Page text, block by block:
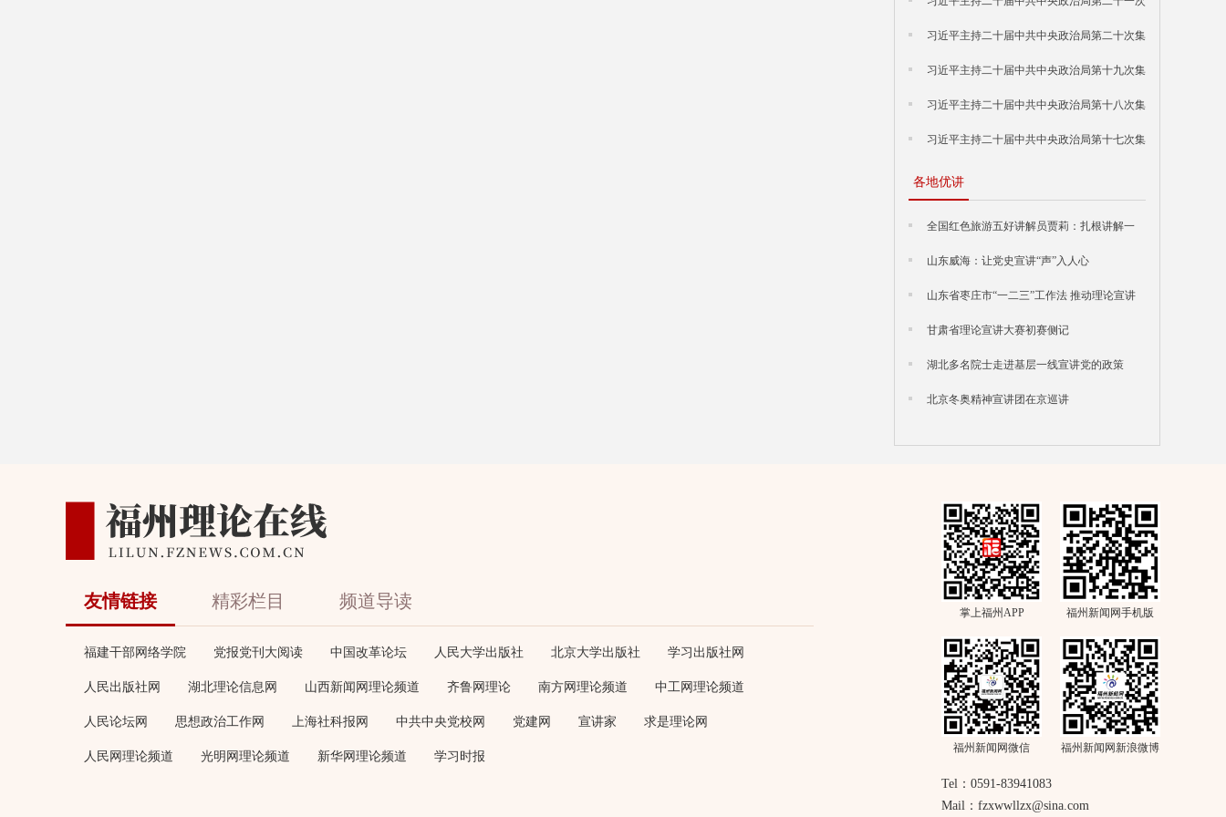
习近平主持二十届中共中央政治局第二十次集
习近平主持二十届中共中央政治局第十九次集
习近平主持二十届中共中央政治局第十八次集
习近平主持二十届中共中央政治局第十七次集
各地优讲
全国红色旅游五好讲解员贾莉：扎根讲解一
山东威海：让党史宣讲“声”入人心
山东省枣庄市“一二三”工作法 推动理论宣讲
甘肃省理论宣讲大赛初赛侧记
湖北多名院士走进基层一线宣讲党的政策
北京冬奥精神宣讲团在京巡讲
友情链接 精彩栏目 频道导读
福建干部网络学院 党报党刊大阅读 中国改革论坛 人民大学出版社 北京大学出版社 学习出版社网
人民出版社网 湖北理论信息网 山西新闻网理论频道 齐鲁网理论 南方网理论频道 中工网理论频道
人民论坛网 思想政治工作网 上海社科报网 中共中央党校网 党建网 宣讲家 求是理论网
人民网理论频道 光明网理论频道 新华网理论频道 学习时报
掌上福州APP 福州新闻网手机版
福州新闻网微信 福州新闻网新浪微博
Tel：0591-83941083
Mail：fzxwwllzx@sina.com